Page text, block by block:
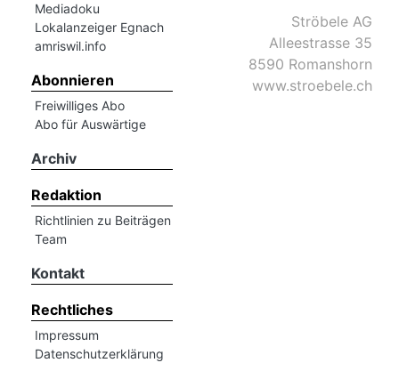
Mediadoku
Lokalanzeiger Egnach
amriswil.info
Abonnieren
Freiwilliges Abo
Abo für Auswärtige
Archiv
Redaktion
Richtlinien zu Beiträgen
Team
Kontakt
Rechtliches
Impressum
Datenschutzerklärung
Ströbele AG
Alleestrasse 35
8590 Romanshorn
www.stroebele.ch